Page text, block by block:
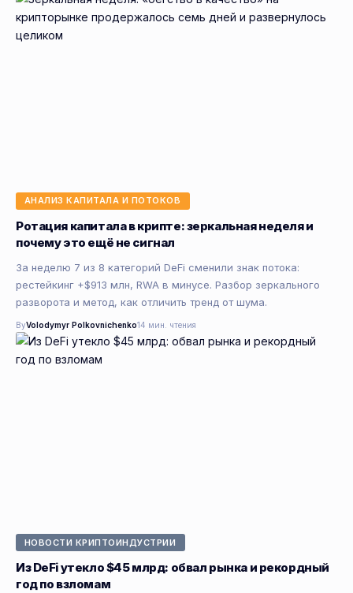
АНАЛИЗ КАПИТАЛА И ПОТОКОВ
Ротация капитала в крипте: зеркальная неделя и
почему это ещё не сигнал
За неделю 7 из 8 категорий DeFi сменили знак потока:
рестейкинг +$913 млн, RWA в минусе. Разбор зеркального
разворота и метод, как отличить тренд от шума.
ByVolodymyr Polkovnichenko14 мин. чтения
НОВОСТИ КРИПТОИНДУСТРИИ
Из DeFi утекло $45 млрд: обвал рынка и рекордный
год по взломам